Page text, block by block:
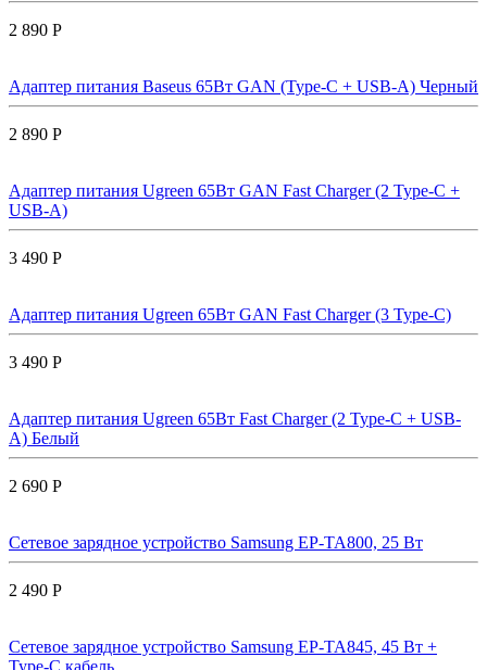
2 890 Р
Адаптер питания Baseus 65Вт GAN (Type-C + USB-A) Черный
2 890 Р
Адаптер питания Ugreen 65Вт GAN Fast Charger (2 Type-C +
USB-A)
3 490 Р
Адаптер питания Ugreen 65Вт GAN Fast Charger (3 Type-C)
3 490 Р
Адаптер питания Ugreen 65Вт Fast Charger (2 Type-C + USB-
A) Белый
2 690 Р
Сетевое зарядное устройство Samsung EP-TA800, 25 Вт
2 490 Р
Сетевое зарядное устройство Samsung EP-TA845, 45 Вт +